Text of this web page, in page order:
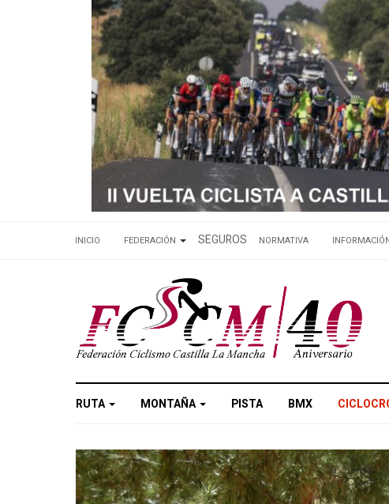
INICIO FEDERACIÓN SEGUROS NORMATIVA
RUTA MONTAÑA PISTA BMX